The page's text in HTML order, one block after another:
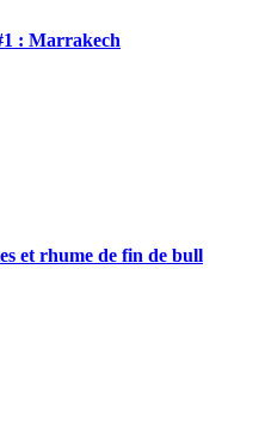
: Marrakech
et rhume de fin de bull